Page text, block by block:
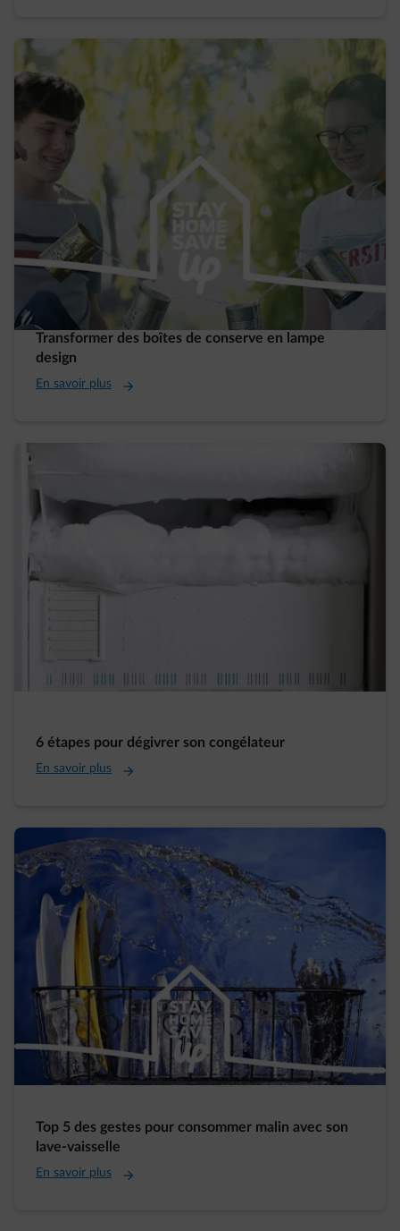
Transformer des boîtes de conserve en lampe
design
En savoir plus
6 étapes pour dégivrer son congélateur
En savoir plus
Top 5 des gestes pour consommer malin avec son
lave-vaisselle
En savoir plus